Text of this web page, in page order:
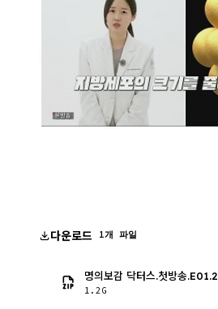
다운로드 1개 파일
명의보감 닥터스.첫방송
1.2G